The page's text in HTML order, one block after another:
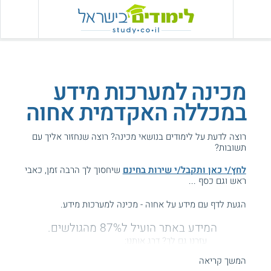
מכינה למערכות מידע
במכללה האקדמית אחוה
רוצה לדעת על לימודים בנושאי מכינה? רוצה שנחזור אליך עם
תשובות?
לחץ/י כאן ותקבל/י שירות בחינם שיחסוך לך הרבה זמן, כאבי
ראש וגם כסף ...
הגעת לדף עם מידע על אחוה - מכינה למערכות מידע.
המידע באתר הועיל ל87% מהגולשים.
עזרנו גם לך? דרג אותנו:
המשך קריאה